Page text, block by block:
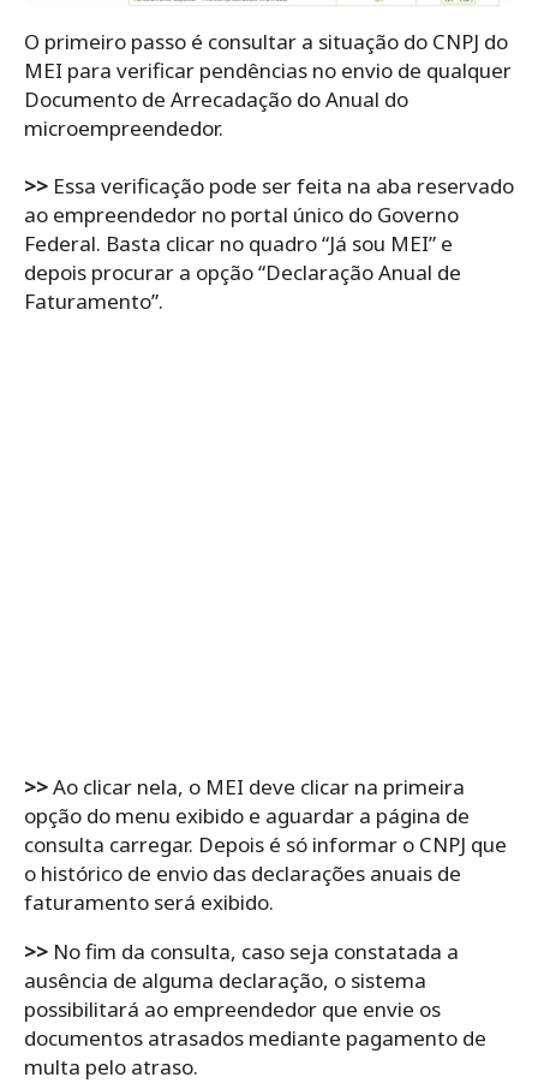
O primeiro passo é consultar a situação do CNPJ do
MEI para verificar pendências no envio de qualquer
Documento de Arrecadação do Anual do
microempreendedor.
>> Essa verificação pode ser feita na aba reservado
ao empreendedor no portal único do Governo
Federal. Basta clicar no quadro “Já sou MEI” e
depois procurar a opção “Declaração Anual de
Faturamento”.
>>Ao clicar nela, o MEI deve clicar na primeira
opção do menu exibido e aguardar a página de
consulta carregar. Depois é só informar o CNPJ que
o histórico de envio das declarações anuais de
faturamento será exibido.
>> No fim da consulta, caso seja constatada a
ausência de alguma declaração, o sistema
possibilitará ao empreendedor que envie os
documentos atrasados mediante pagamento de
multa pelo atraso.